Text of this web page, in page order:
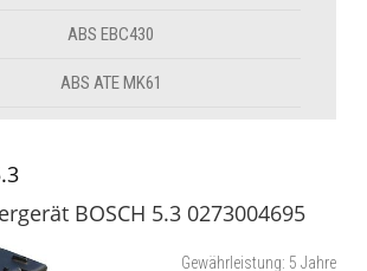
ABS EBC430
ABS ATE MK61
BOSCH 5.3 0273004695
Gewährleistung: 5 Jahre